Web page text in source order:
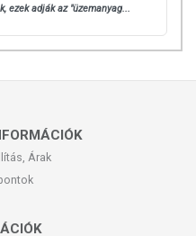
ezek adják az "üzemanyag...
Árak